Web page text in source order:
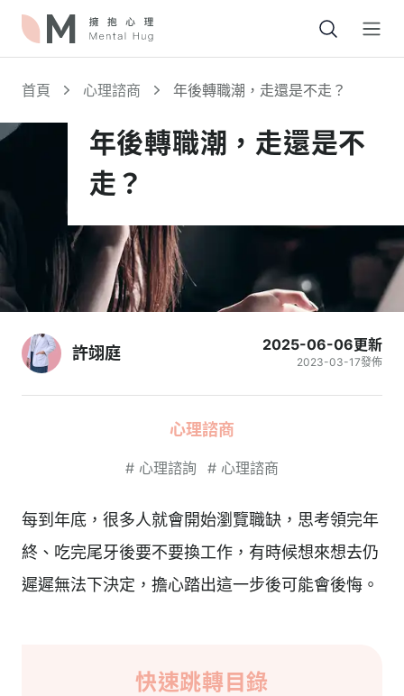
首頁 心理諮商 年後轉職潮，走還是不走？
年後轉職潮，走還是不
走？
許翊庭 2025-06-06更新
2023-03-17發佈
心理諮商
# 心理諮詢 # 心理諮商
每到年底，很多人就會開始瀏覽職缺，思考領完年
終、吃完尾牙後要不要換工作，有時候想來想去仍
遲遲無法下決定，擔心踏出這一步後可能會後悔。
快速跳轉目錄